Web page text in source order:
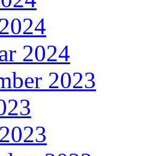
2024
2023